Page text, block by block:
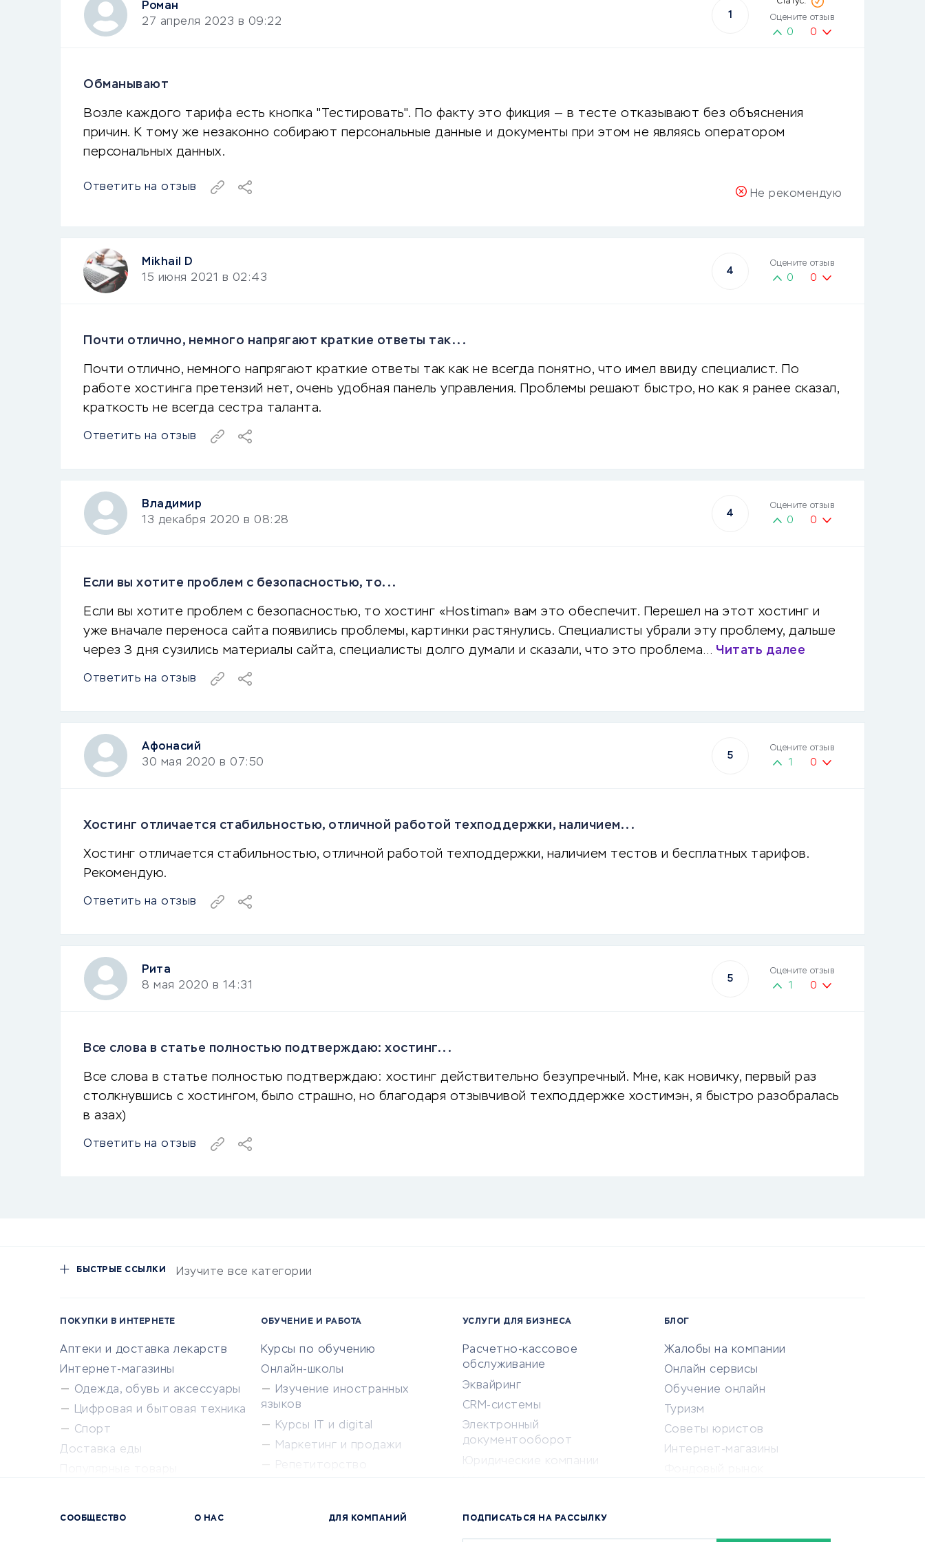
Роман
27 апреля 2023 в 09:22
1 Оцените отзыв
0 0
Обманывают
Возле каждого тарифа есть кнопка "Тестировать". По факту это фикция — в тесте отказывают без объяснения
причин. К тому же незаконно собирают персональные данные и документы при этом не являясь оператором
персональных данных.
Ответить на отзыв
Не рекомендую
Mikhail D
15 июня 2021 в 02:43
4
Оцените отзыв
0 0
Почти отлично, немного напрягают краткие ответы так...
Почти отлично, немного напрягают краткие ответы так как не всегда понятно, что имел ввиду специалист. По
работе хостинга претензий нет, очень удобная панель управления. Проблемы решают быстро, но как я ранее сказал,
краткость не всегда сестра таланта.
Ответить на отзыв
Владимир
13 декабря 2020 в 08:28
4
Оцените отзыв
0 0
Если вы хотите проблем с безопасностью, то...
Если вы хотите проблем с безопасностью, то хостинг «Hostiman» вам это обеспечит. Перешел на этот хостинг и
уже вначале переноса сайта появились проблемы, картинки растянулись. Специалисты убрали эту проблему, дальше
через 3 дня сузились материалы сайта, специалисты долго думали и сказали, что это проблема… Читать далее
Ответить на отзыв
Афонасий
30 мая 2020 в 07:50
5
Оцените отзыв
1 0
Хостинг отличается стабильностью, отличной работой техподдержки, наличием...
Хостинг отличается стабильностью, отличной работой техподдержки, наличием тестов и бесплатных тарифов.
Рекомендую.
Ответить на отзыв
Рита
8 мая 2020 в 14:31
5
Оцените отзыв
1 0
Все слова в статье полностью подтверждаю: хостинг...
Все слова в статье полностью подтверждаю: хостинг действительно безупречный. Мне, как новичку, первый раз
столкнувшись с хостингом, было страшно, но благодаря отзывчивой техподдержке хостимэн, я быстро разобралась
в азах)
Ответить на отзыв
БЫСТРЫЕ ССЫЛКИ Изучите все категории
ПОКУПКИ В ИНТЕРНЕТЕ
Аптеки и доставка лекарств
Интернет-магазины
Одежда, обувь и аксессуары
Цифровая и бытовая техника
Спорт
Доставка еды
ОБУЧЕНИЕ И РАБОТА
Курсы по обучению
Онлайн-школы
Изучение иностранных
языков
Курсы IT и digital
Маркетинг и продажи
Сетевой маркетинг
УСЛУГИ ДЛЯ БИЗНЕСА
Расчетно-кассовое
обслуживание
Эквайринг
CRM-системы
Электронный
документооборот
Юридические компании
Бухгалтерия онлайн
БЛОГ
Жалобы на компании
Онлайн сервисы
Обучение онлайн
Туризм
Советы юристов
Интернет-магазины
СООБЩЕСТВО О НАС ДЛЯ КОМПАНИЙ ПОДПИСАТЬСЯ НА РАССЫЛКУ